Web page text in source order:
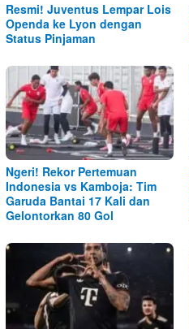
Resmi! Juventus Lempar Lois
Openda ke Lyon dengan
Status Pinjaman
Ngeri! Rekor Pertemuan
Indonesia vs Kamboja: Tim
Garuda Bantai 17 Kali dan
Gelontorkan 80 Gol